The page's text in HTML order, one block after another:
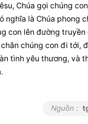
Chúa gọi chúng
nghĩa là Chúa phong
con lên đường truyền
chúng con đi tới,
tình yêu thương, và
Nguồn :